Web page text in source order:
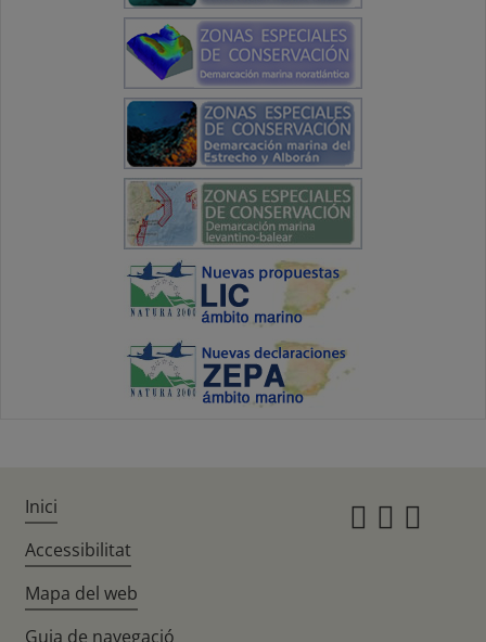
Inici
Accessibilitat
Mapa del web
Guia de navegació